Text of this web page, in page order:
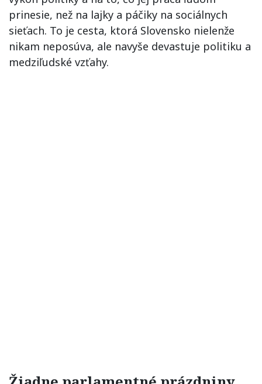
prinesie, než na lajky a páčiky na sociálnych
sieťach. To je cesta, ktorá Slovensko nielenže
nikam neposúva, ale navyše devastuje politiku a
medziľudské vzťahy.